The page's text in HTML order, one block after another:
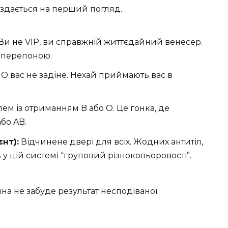
на перший погляд.
не VIP, ви справжній життєдайний венесер.
вас не задіне. Нехай приймають вас в
із отриманням B або O. Це гонка, де
AB.
Відчинене двері для всіх. Жодних антитіл,
системі “груповий різнокольоровості”.
не забуде результат несподіваної